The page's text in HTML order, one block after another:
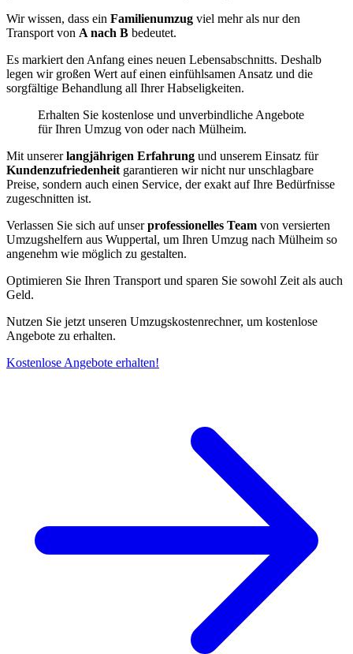
Wir wissen, dass ein Familienumzug viel mehr als nur den
Transport von A nach B bedeutet.
Es markiert den Anfang eines neuen Lebensabschnitts. Deshalb
legen wir großen Wert auf einen einfühlsamen Ansatz und die
sorgfältige Behandlung all Ihrer Habseligkeiten.
Erhalten Sie kostenlose und unverbindliche Angebote
für Ihren Umzug von oder nach Mülheim.
Mit unsererlangjährigen Erfahrung und unserem Einsatz für
Kundenzufriedenheit garantieren wir nicht nur unschlagbare
Preise, sondern auch einen Service, der exakt auf Ihre Bedürfnisse
zugeschnitten ist.
Verlassen Sie sich auf unserprofessionelles Team von versierten
Umzugshelfern aus Wuppertal, um Ihren Umzug nach Mülheim so
angenehm wie möglich zu gestalten.
Optimieren Sie Ihren Transport und sparen Sie sowohl Zeit als auch
Geld.
Nutzen Sie jetzt unseren Umzugskostenrechner, um kostenlose
Angebote zu erhalten.
Kostenlose Angebote erhalten!